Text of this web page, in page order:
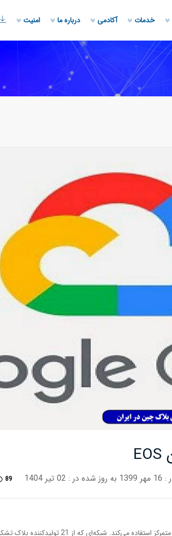
خدمات آکادمی درباره ما امنیت
به روز شده در : 02 تیر 1404 89